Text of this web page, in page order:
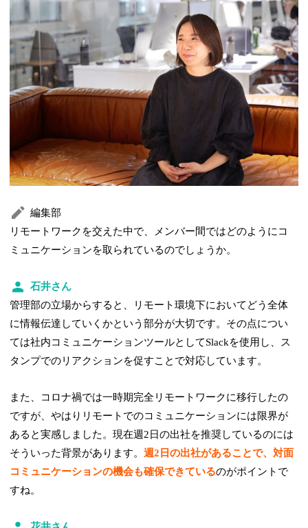
編集部
リモートワークを交えた中で、メンバー間ではどのようにコ
ミュニケーションを取られているのでしょうか。
石井さん
管理部の立場からすると、リモート環境下においてどう全体
に情報伝達していくかという部分が大切です。その点につい
ては社内コミュニケーションツールとしてSlackを使用し、ス
タンプでのリアクションを促すことで対応しています。
また、コロナ禍では一時期完全リモートワークに移行したの
ですが、やはりリモートでのコミュニケーションには限界が
あると実感しました。現在週2日の出社を推奨しているのには
そういった背景があります。週2日の出社があることで、対面
コミュニケーションの機会も確保できているのがポイントで
すね。